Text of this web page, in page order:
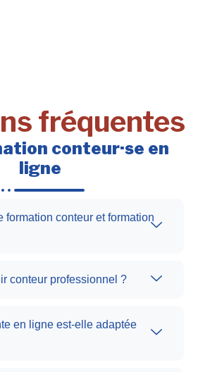
fréquentes
conteur·se en
ligne
formation conteur et formation
conteur professionnel ?
en ligne est-elle adaptée